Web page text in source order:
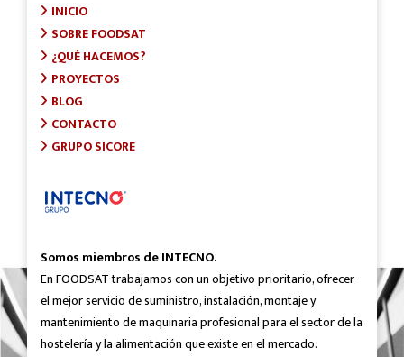
INICIO
SOBRE FOODSAT
¿QUÉ HACEMOS?
PROYECTOS
BLOG
CONTACTO
GRUPO SICORE
Somos miembros de INTECNO.
En FOODSAT trabajamos con un objetivo prioritario, ofrecer
el mejor servicio de suministro, instalación, montaje y
mantenimiento de maquinaria profesional para el sector de la
hostelería y la alimentación que existe en el mercado.